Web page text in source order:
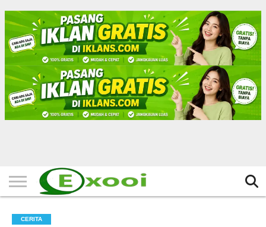
HOME
FILTER
BERITA
BIODATA
CERITA
CERPEN
EKSKLUSIF
FOTO
VIDEO
TIPS
MORE
CERITA